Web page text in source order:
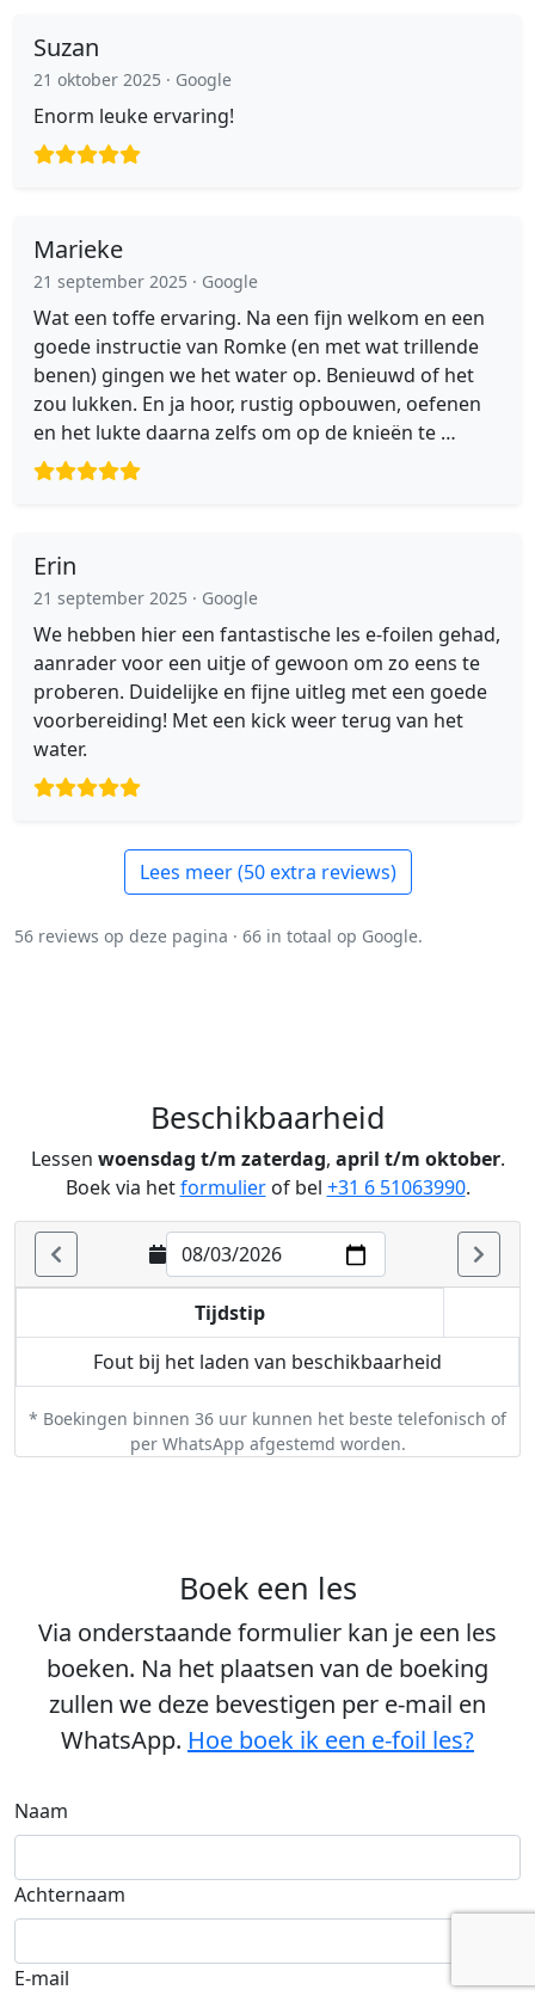
Suzan
21 oktober 2025 · Google
Enorm leuke ervaring!
Marieke
21 september 2025 · Google
Wat een toffe ervaring. Na een fijn welkom en een
goede instructie van Romke (en met wat trillende
benen) gingen we het water op. Benieuwd of het
zou lukken. En ja hoor, rustig opbouwen, oefenen
en het lukte daarna zelfs om op de knieën te …
Erin
21 september 2025 · Google
We hebben hier een fantastische les e-foilen gehad,
aanrader voor een uitje of gewoon om zo eens te
proberen. Duidelijke en fijne uitleg met een goede
voorbereiding! Met een kick weer terug van het
water.
Lees meer (50 extra reviews)
56 reviews op deze pagina · 66 in totaal op Google.
Beschikbaarheid
Lessen woensdag t/m zaterdag, april t/m oktober.
Boek via hetformulierof bel +31 6 51063990.
Beschikbaarheid (week van 3-8-2026):
Maandag 3-8: geen standaardles
Dinsdag 4-8: geen standaardles
Woensdag 5-8: geen standaardles
Donderdag 6-8: geen standaardles
Vrijdag 7-8: geen standaardles
Zaterdag 8-8: geen standaardles
Zondag 9-8: geen standaardles
Tijdstip
Fout bij het laden van beschikbaarheid
* Boekingen binnen 36 uur kunnen het beste telefonisch of
per WhatsApp afgestemd worden.
Boek een les
Via onderstaande formulier kan je een les
boeken. Na het plaatsen van de boeking
zullen we deze bevestigen per e-mail en
WhatsApp. Hoe boek ik een e-foil les?
Naam
Achternaam
E-mail